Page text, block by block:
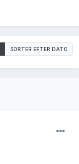
SORTER EFTER DATO